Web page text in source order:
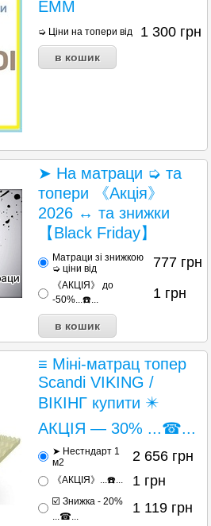
EMM
➭ Ціни на топери від 1 300 грн
➤ На матраци ➭ та
топери 《Акція》
2026 ↔ та знижки
【Black Friday】
Матраци зі знижкою
➭ ціни від
777 грн
《АКЦІЯ》 до
-50%...☎️...
1 грн
≡ Міні-матрац топер
Scandi VIKING /
ВІКІНГ купити ✴️
АКЦІЯ — 30% ...☎...
➤ Нестндарт 1
м2
2 656 грн
《АКЦІЯ》...☎️... 1 грн
☑️ Знижка - 20%
...☎...
1 119 грн